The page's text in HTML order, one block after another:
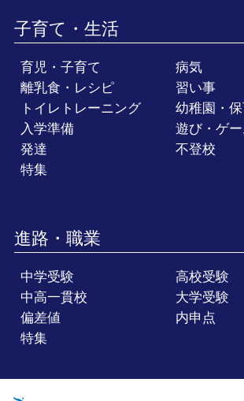
子育て・生活
育児・子育て
病気
離乳食・レシピ
習い事
トイレトレーニング
幼稚園・
入学準備
遊び・ゲー
発達
不登校
特集
進路・職業
中学受験
高校受験
中高一貫校
大学受験
偏差値
内申点
特集